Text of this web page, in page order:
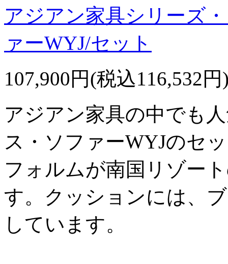
アジアン家具シリーズ
ァーWYJ/セット
107,900円(税込116,532円
アジアン家具の中でも
ス・ソファーWYJのセ
フォルムが南国リゾー
す。クッションには、
しています。